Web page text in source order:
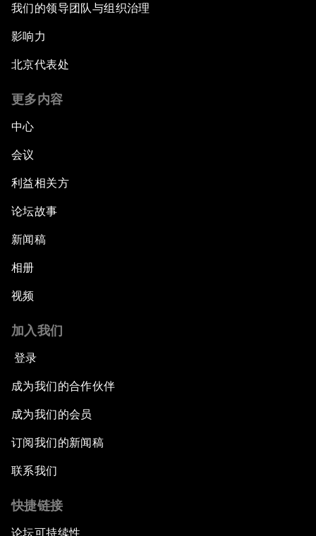
我们的领导团队与组织治理
影响力
北京代表处
更多内容
中心
会议
利益相关方
论坛故事
新闻稿
相册
视频
加入我们
登录
成为我们的合作伙伴
成为我们的会员
订阅我们的新闻稿
联系我们
快捷链接
论坛可持续性